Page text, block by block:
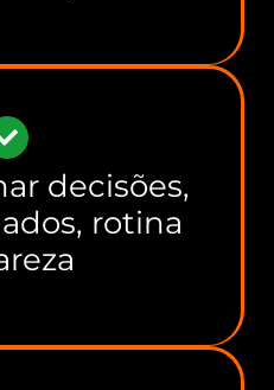
decisões,
rotina